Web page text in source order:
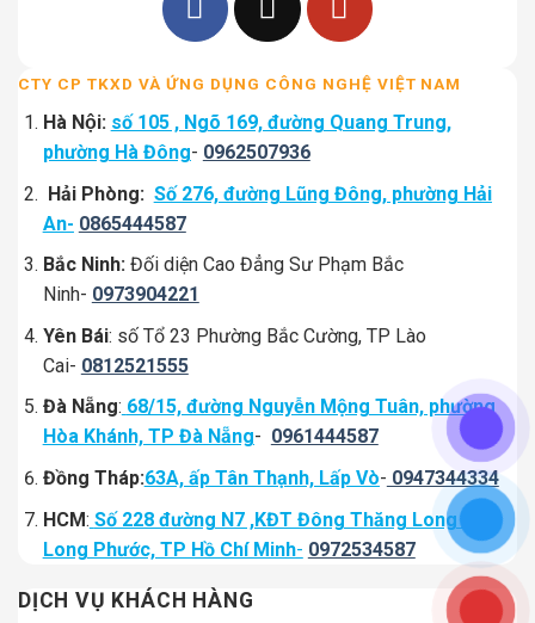
CTY CP TKXD VÀ ỨNG DỤNG CÔNG NGHỆ VIỆT NAM
Hà Nội: số 105 , Ngõ 169, đường Quang Trung,
phường Hà Đông- 0962507936
Hải Phòng: Số 276, đường Lũng Đông, phường Hải
An- 0865444587
Bắc Ninh: Đối diện Cao Đẳng Sư Phạm Bắc
Ninh- 0973904221
Yên Bái: số Tổ 23 Phường Bắc Cường, TP Lào
Cai- 0812521555
Đà Nẵng: 68/15, đường Nguyễn Mộng Tuân, phường
Hòa Khánh, TP Đà Nẵng- 0961444587
Đồng Tháp:63A, ấp Tân Thạnh, Lấp Vò- 0947344334
HCM: Số 228 đường N7 ,KĐT Đông Thăng Long – P
Long Phước, TP Hồ Chí Minh- 0972534587
DỊCH VỤ KHÁCH HÀNG